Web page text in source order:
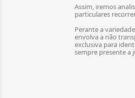
Assim, iremos
particulares
Perante a
envolva a não
exclusiva para
sempre presente a